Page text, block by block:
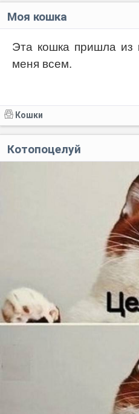
Моя кошка
Эта кошка пришла из
меня всем.
Кошки
Котопоцелуй